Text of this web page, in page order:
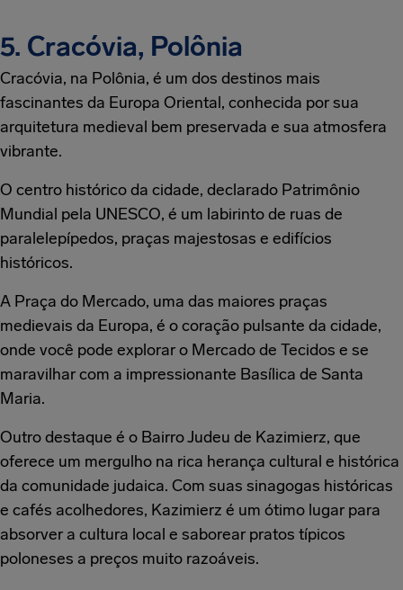
5. Cracóvia, Polônia
Cracóvia, na Polônia, é um dos destinos mais
fascinantes da Europa Oriental, conhecida por sua
arquitetura medieval bem preservada e sua atmosfera
vibrante.
O centro histórico da cidade, declarado Patrimônio
Mundial pela UNESCO, é um labirinto de ruas de
paralelepípedos, praças majestosas e edifícios
históricos.
A Praça do Mercado, uma das maiores praças
medievais da Europa, é o coração pulsante da cidade,
onde você pode explorar o Mercado de Tecidos e se
maravilhar com a impressionante Basílica de Santa
Maria.
Outro destaque é o Bairro Judeu de Kazimierz, que
oferece um mergulho na rica herança cultural e histórica
da comunidade judaica. Com suas sinagogas históricas
e cafés acolhedores, Kazimierz é um ótimo lugar para
absorver a cultura local e saborear pratos típicos
poloneses a preços muito razoáveis.